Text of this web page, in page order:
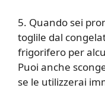
5. Quando sei
toglile dal
frigorifero per
Puoi anche
se le utilizzerai